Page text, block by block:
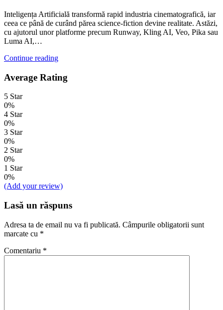
Inteligența Artificială transformă rapid industria cinematografică, iar
ceea ce până de curând părea science-fiction devine realitate. Astăzi,
cu ajutorul unor platforme precum Runway, Kling AI, Veo, Pika sau
Luma AI,…
Continue reading
Average Rating
5 Star
0%
4 Star
0%
3 Star
0%
2 Star
0%
1 Star
0%
(Add your review)
Lasă un răspuns
Adresa ta de email nu va fi publicată. Câmpurile obligatorii sunt
marcate cu *
Comentariu *